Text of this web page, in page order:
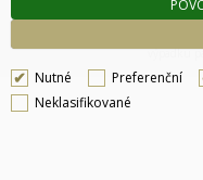
Podle zákona o evidenci tržeb je
je povinen zaevidovat přijatou
výpadku
Nutné Preferenční
Neklasifikované